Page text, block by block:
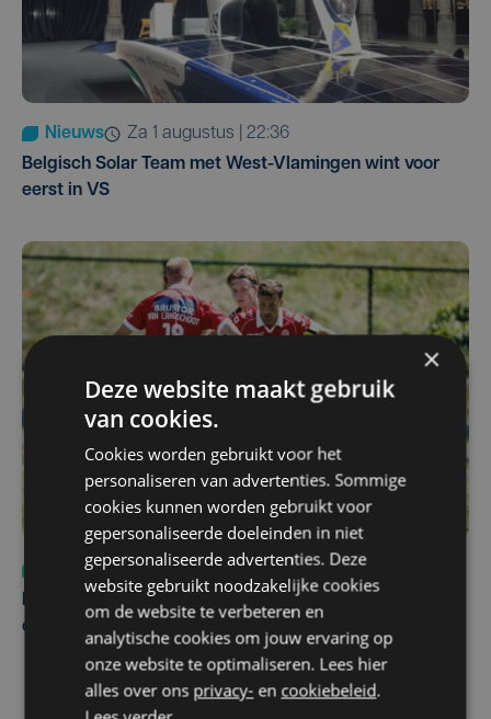
Nieuws
za 1 augustus | 22:36
Belgisch Solar Team met West-Vlamingen wint voor
eerst in VS
Sport
vr 31 juli | 12:46
Net voor kraker tegen Essevee: match van KV Kortrijk
op Anderlecht uitgesteld door Europees voetbal
×
Deze website maakt gebruik
van cookies.
Cookies worden gebruikt voor het
personaliseren van advertenties. Sommige
cookies kunnen worden gebruikt voor
gepersonaliseerde doeleinden in niet
gepersonaliseerde advertenties. Deze
website gebruikt noodzakelijke cookies
om de website te verbeteren en
analytische cookies om jouw ervaring op
onze website te optimaliseren. Lees hier
alles over ons privacy- en cookiebeleid.